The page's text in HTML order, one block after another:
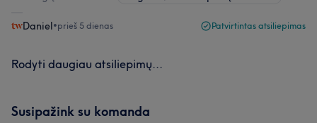
Daniel•prieš 5 dienas Patvirtintas atsiliepimas
Rodyti daugiau atsiliepimų...
Susipažink su komanda